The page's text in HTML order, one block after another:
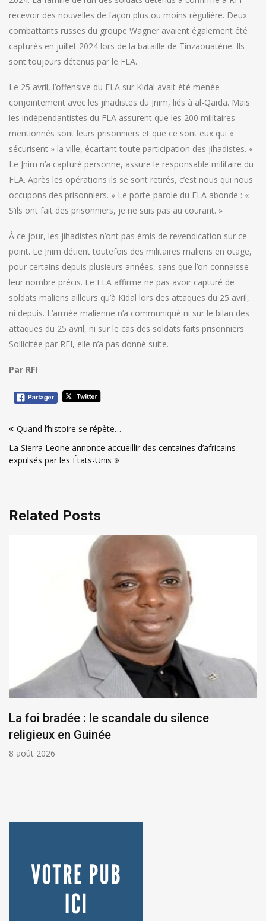
recevoir des nouvelles de façon plus ou moins régulière. Deux
combattants russes du groupe Wagner avaient également été
capturés en juillet 2024 lors de la bataille de Tinzaouatène. Ils
sont toujours détenus par le FLA.
Le 25 avril, l’offensive du FLA sur Kidal avait été menée
conjointement avec les jihadistes du Jnim, liés à al-Qaïda. Mais
les indépendantistes du FLA assurent que les 200 militaires
mentionnés sont leurs prisonniers et que ce sont eux qui « ​​​​​​​
sécurisent » la ville, écartant toute participation des jihadistes. «
Le Jnim n’a capturé personne, assure le responsable militaire du
FLA. Après les opérations ils se sont retirés, c’est nous qui nous
occupons des prisonniers. » Le porte-parole du FLA abonde : « ​​​​​​​
S’ils ont fait des prisonniers, je ne suis pas au courant. »
À ce jour, les jihadistes n’ont pas émis de revendication sur ce
point. Le Jnim détient toutefois des militaires maliens en otage,
pour certains depuis plusieurs années, sans que l’on connaisse
leur nombre précis. Le FLA affirme ne pas avoir capturé de
soldats maliens ailleurs qu’à Kidal lors des attaques du 25 avril,
ni depuis. L’armée malienne n’a communiqué ni sur le bilan des
attaques du 25 avril, ni sur le cas des soldats faits prisonniers.
Sollicitée par RFI, elle n’a pas donné suite.
Par RFI
de
l’article
Quand l’histoire se répète…
La Sierra Leone annonce accueillir des centaines d’africains
expulsés par les États-Unis
Related Posts
La foi bradée : le scandale du silence
religieux en Guinée
8 août 2026